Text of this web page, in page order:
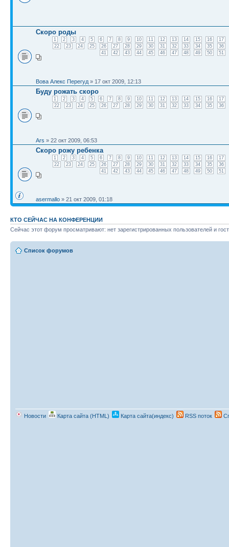
Скоро роды
1 2 3 4 5 6 7 8 9 10 11 12 13 14 15 16
17
22
23 24 25 26 27 28 29 30 31 32 33 34 35
36
41
42 43 44 45 46 47 48 49 50 51
Вова Алекс Перегуд » 17 окт 2009, 12:13
Буду рожать скоро
1 2 3 4 5 6 7 8 9 10 11 12 13 14 15 16
17
22
23 24 25 26 27 28 29 30 31 32 33 34 35 36
Ars » 22 окт 2009, 06:53
Скоро рожу ребенка
1 2 3 4 5 6 7 8 9 10 11 12 13 14 15 16
17
22
23 24 25 26 27 28 29 30 31 32 33 34 35
36
41
42 43 44 45 46 47 48 49 50 51
asermallo » 21 окт 2009, 01:18
КТО СЕЙЧАС НА КОНФЕРЕНЦИИ
Сейчас этот форум просматривают: нет зарегистрированных пользователей и
Список форумов
Новости Карта сайта (HTML) Карта сайта(индекс) RSS поток